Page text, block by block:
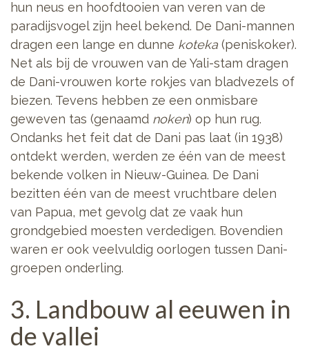
hun neus en hoofdtooien van veren van de
paradijsvogel zijn heel bekend. De Dani-mannen
dragen een lange en dunne koteka (peniskoker).
Net als bij de vrouwen van de Yali-stam dragen
de Dani-vrouwen korte rokjes van bladvezels of
biezen. Tevens hebben ze een onmisbare
geweven tas (genaamd noken) op hun rug.
Ondanks het feit dat de Dani pas laat (in 1938)
ontdekt werden, werden ze één van de meest
bekende volken in Nieuw-Guinea. De Dani
bezitten één van de meest vruchtbare delen
van Papua, met gevolg dat ze vaak hun
grondgebied moesten verdedigen. Bovendien
waren er ook veelvuldig oorlogen tussen Dani-
groepen onderling.
3. Landbouw al eeuwen in
de vallei